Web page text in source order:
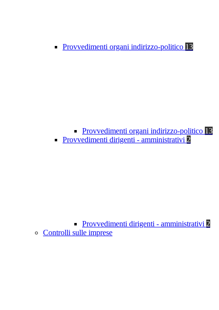
Provvedimenti organi indirizzo-politico 13
Provvedimenti organi indirizzo-politico 13
Provvedimenti dirigenti - amministrativi 2
Provvedimenti dirigenti - amministrativi 2
Controlli sulle imprese